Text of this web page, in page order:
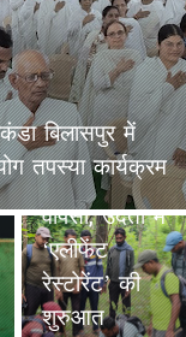
जैसे गंभीर मुद्दे
एवं NHAI को
की मांग अब
पल्स पोलियो
अभियान का
विकासखंड
अभनपुर में
सफल शुभारंभ,
पहले दिन
91.2% लक्ष्य
हासिल